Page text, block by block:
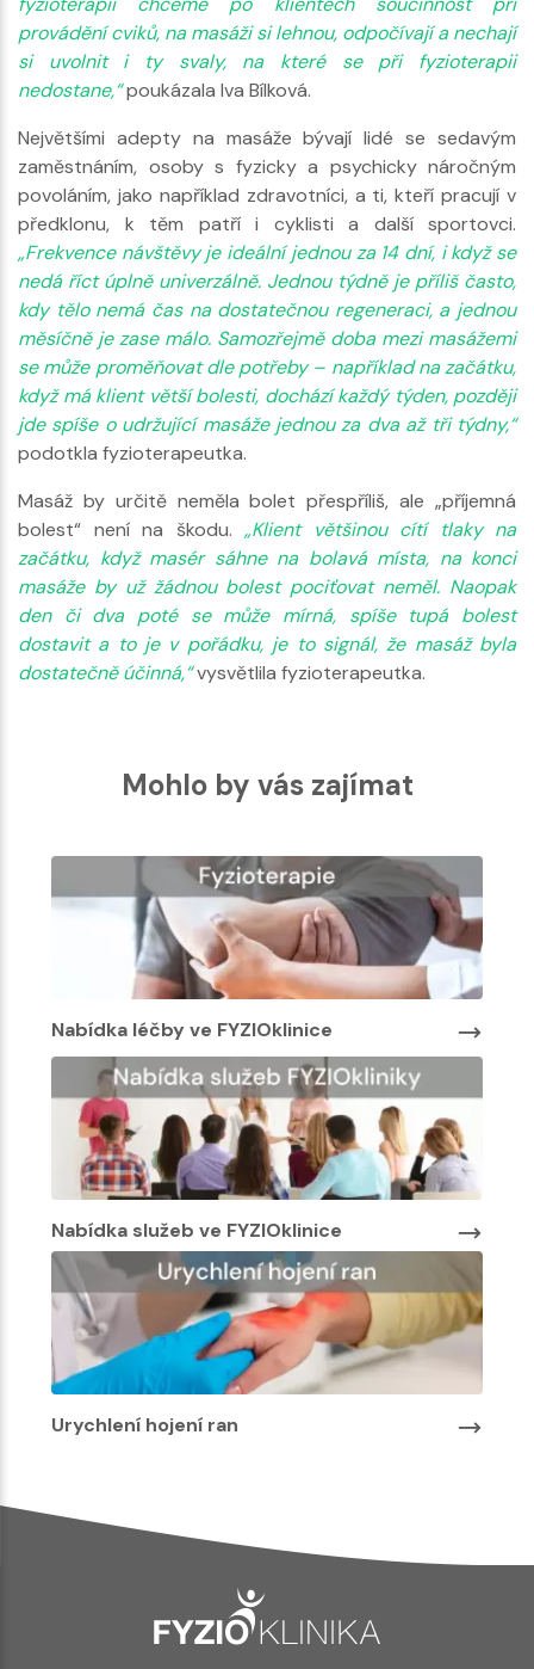
provádění cviků, na masáži si lehnou, odpočívají a nechají
si uvolnit i ty svaly, na které se při fyzioterapii
nedostane,“poukázala Iva Bílková.
Největšími adepty na masáže bývají lidé se sedavým
zaměstnáním, osoby s fyzicky a psychicky náročným
povoláním, jako například zdravotníci, a ti, kteří pracují v
předklonu, k těm patří i cyklisti a další sportovci.
„Frekvence návštěvy je ideální jednou za 14 dní, i když se
nedá říct úplně univerzálně. Jednou týdně je příliš často,
kdy tělo nemá čas na dostatečnou regeneraci, a jednou
měsíčně je zase málo. Samozřejmě doba mezi masážemi
se může proměňovat dle potřeby – například na začátku,
když má klient větší bolesti, dochází každý týden, později
jde spíše o udržující masáže jednou za dva až tři týdny,“
podotkla fyzioterapeutka.
Masáž by určitě neměla bolet přespříliš, ale „příjemná
bolest“ není na škodu. „Klient většinou cítí tlaky na
začátku, když masér sáhne na bolavá místa, na konci
masáže by už žádnou bolest pociťovat neměl. Naopak
den či dva poté se může mírná, spíše tupá bolest
dostavit a to je v pořádku, je to signál, že masáž byla
dostatečně účinná,“vysvětlila fyzioterapeutka.
Mohlo by vás zajímat
léčby ve FYZIOklinice Nabídka
Nabídka služeb ve FYZIOklinice
Urychlení hojení ran